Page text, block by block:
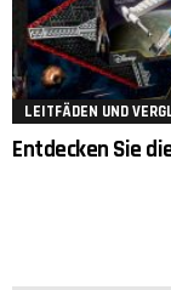
LEITFÄDEN UND
Entdecken Sie